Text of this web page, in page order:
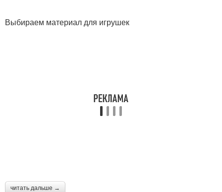
Выбираем материал для игрушек
читать дальше →